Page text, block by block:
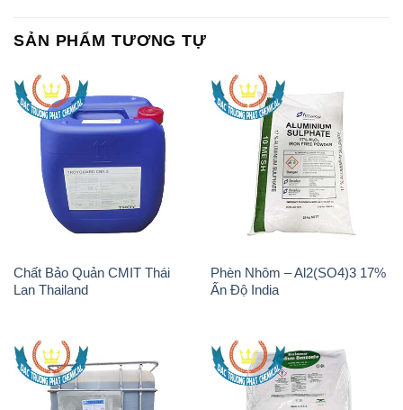
SẢN PHẨM TƯƠNG TỰ
Chất Bảo Quản CMIT Thái
Lan Thailand
Phèn Nhôm – Al2(SO4)3 17%
Ấn Độ India